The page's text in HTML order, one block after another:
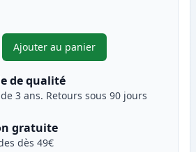
pour ajuster
Ajouter au panier
,Pack de 2 Brother LC123
de qualité
3 ans. Retours sous 90 jours
gratuite
dès 49€